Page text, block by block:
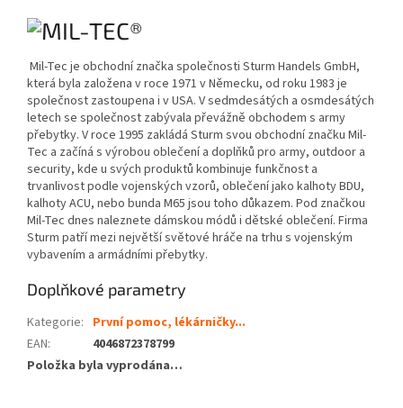
Mil-Tec je obchodní značka společnosti Sturm Handels GmbH,
která byla založena v roce 1971 v Německu, od roku 1983 je
společnost zastoupena i v USA. V sedmdesátých a osmdesátých
letech se společnost zabývala převážně obchodem s army
přebytky. V roce 1995 zakládá Sturm svou obchodní značku Mil-
Tec a začíná s výrobou oblečení a doplňků pro army, outdoor a
security, kde u svých produktů kombinuje funkčnost a
trvanlivost podle vojenských vzorů, oblečení jako kalhoty BDU,
kalhoty ACU, nebo bunda M65 jsou toho důkazem. Pod značkou
Mil-Tec dnes naleznete dámskou módů i dětské oblečení. Firma
Sturm patří mezi největší světové hráče na trhu s vojenským
vybavením a armádními přebytky.
Doplňkové parametry
Kategorie: První pomoc, lékárničky...
EAN:
4046872378799
Položka byla vyprodána…